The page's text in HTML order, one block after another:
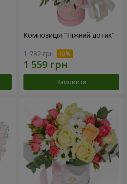
Композиція "Ніжний дотик"
1 732 грн
Замовити